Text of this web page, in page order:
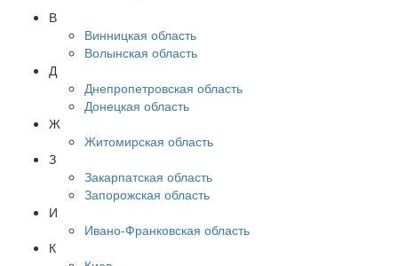
В
Винницкая область
Волынская область
Д
Днепропетровская область
Донецкая область
Ж
Житомирская область
З
Закарпатская область
Запорожская область
И
Ивано-Франковская область
К